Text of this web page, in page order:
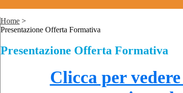
Home >
Presentazione Offerta Formativa
Presentazione Offerta Formativa
Clicca per